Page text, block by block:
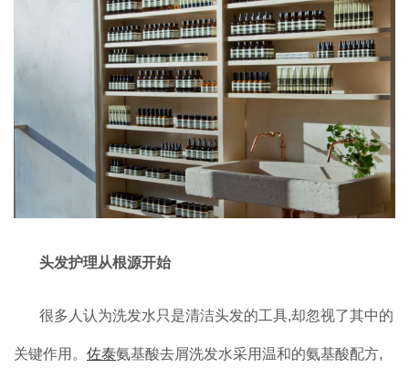
头发护理从根源开始
很多人认为洗发水只是清洁头发的工具,却忽视了其中的
关键作用。 佐泰氨基酸去屑洗发水采用温和的氨基酸配方,